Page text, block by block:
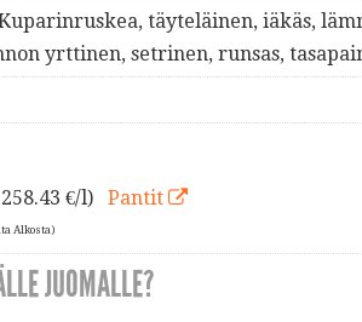
täyteläinen, iäkäs,
yrttinen, setrinen, runsas,
€/l) Pantit
Alkosta)
JUOMALLE?